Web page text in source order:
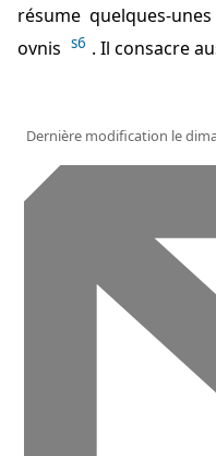
résume quelques-
ovnis s6 . Il consacre
Dernière modification le